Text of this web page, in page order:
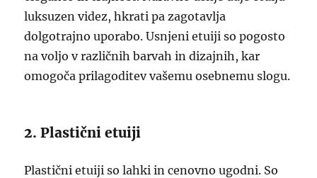
luksuzen videz, hkrati pa zagotavlja
dolgotrajno uporabo. Usnjeni etuiji so pogosto
na voljo v različnih barvah in dizajnih, kar
omogoča prilagoditev vašemu osebnemu slogu.
2. Plastični etuiji
Plastični etuiji so lahki in cenovno ugodni. So